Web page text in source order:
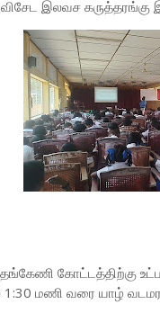
இலவச கருத்தரங்கு
கோட்டத்திற்கு
மணி வரை யாழ்